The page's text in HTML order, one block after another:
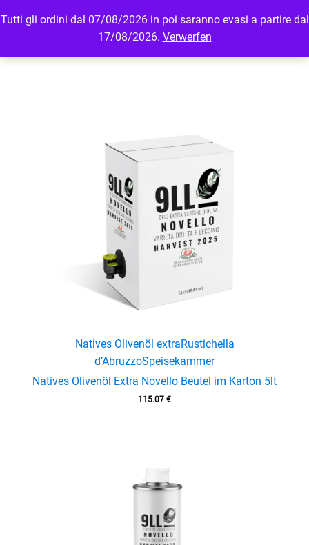
Tutti gli ordini dal 07/08/2026 in poi saranno evasi a partire dal
17/08/2026. Verwerfen
MENU LOGIN
Natives Olivenöl extraRustichella
d’AbruzzoSpeisekammer
Natives Olivenöl Extra Novello Beutel im Karton 5lt
115.07 €